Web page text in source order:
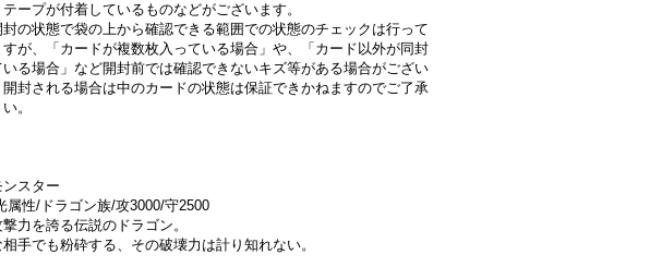
テープが付着しているものなどがございます。
封の状態で袋の上から確認できる範囲での状態のチェックは行って
すが、「カードが複数枚入っている場合」や、「カード以外が同封
いる場合」など開封前では確認できないキズ等がある場合がござい
開封される場合は中のカードの状態は保証できかねますのでご了承
。
スター
属性/ドラゴン族/攻3000/守2500
力を誇る伝説のドラゴン。
相手でも粉砕する、その破壊力は計り知れない。